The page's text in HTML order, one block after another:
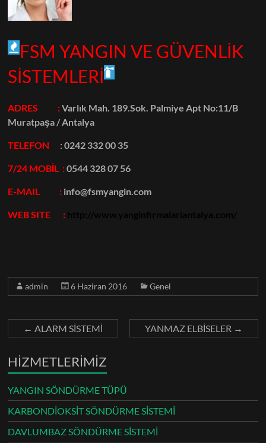
FSM YANGIN VE GÜVENLİK
SİSTEMLERİ
ADRES :Varlık Mah. 189.Sok. Palmiye Apt No:11/B
Muratpaşa / Antalya
TELEFON :0242 332 00 35
7/24 MOBİL :0544 328 07 56
E-MAIL : info@fsmyangin.com
WEB SITE :
admin 6 Haziran 2016 Genel
← ALARM SİSTEMİ YANMAZ ELBİSELER →
HİZMETLERİMİZ
YANGIN SÖNDÜRME TÜPÜ
KARBONDİOKSİT SÖNDÜRME SİSTEMİ
DAVLUMBAZ SÖNDÜRME SİSTEMİ